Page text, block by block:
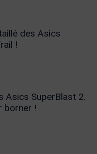
des Asics
!
Asics SuperBlast 2.
borner !